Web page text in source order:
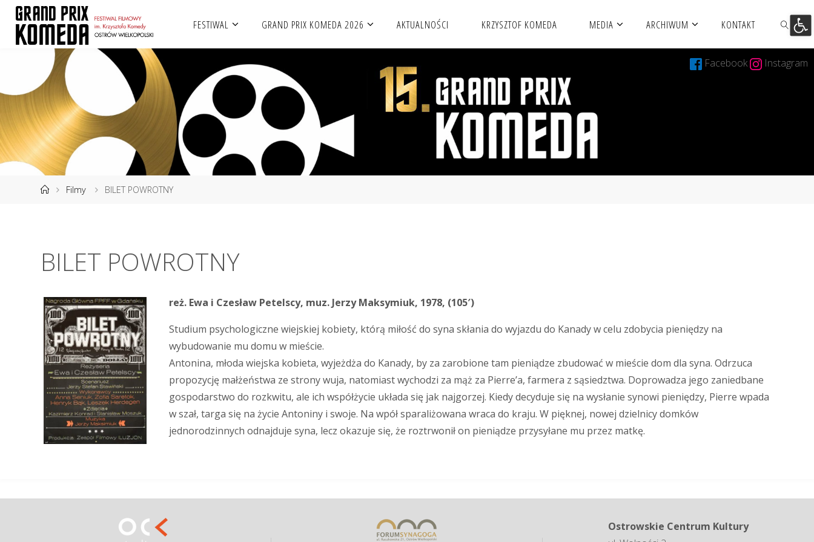
Przejdź
treści
FESTIWAL GRAND PRIX KOMEDA 2026 AKTUALNOŚCI KRZYSZTOF KOMEDA MEDIA ARCHIWUM KONTAKT
SZUKAJ
Facebook Instagram
StronaFilmy BILET POWROTNY
BILET POWROTNY
reż. Ewa i Czesław Petelscy, muz. Jerzy Maksymiuk, 1978, (105′)
Studium psychologiczne wiejskiej kobiety, którą miłość do syna skłania do wyjazdu do Kanady w celu zdobycia pieniędzy na
wybudowanie mu domu w mieście.
Antonina, młoda wiejska kobieta, wyjeżdża do Kanady, by za zarobione tam pieniądze zbudować w mieście dom dla syna. Odrzuca
propozycję małżeństwa ze strony wuja, natomiast wychodzi za mąż za Pierre’a, farmera z sąsiedztwa. Doprowadza jego zaniedbane
gospodarstwo do rozkwitu, ale ich współżycie układa się jak najgorzej. Kiedy decyduje się na wysłanie synowi pieniędzy, Pierre wpada
w szał, targa się na życie Antoniny i swoje. Na wpół sparaliżowana wraca do kraju. W pięknej, nowej dzielnicy domków
jednorodzinnych odnajduje syna, lecz okazuje się, że roztrwonił on pieniądze przysyłane mu przez matkę.
Ostrowskie Centrum Kultury